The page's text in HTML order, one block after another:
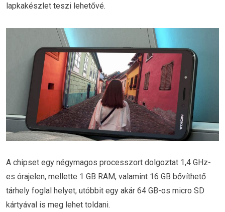
lapkakészlet teszi lehetővé.
A chipset egy négymagos processzort dolgoztat 1,4 GHz-
es órajelen, mellette 1 GB RAM, valamint 16 GB bővíthető
tárhely foglal helyet, utóbbit egy akár 64 GB-os micro SD
kártyával is meg lehet toldani.